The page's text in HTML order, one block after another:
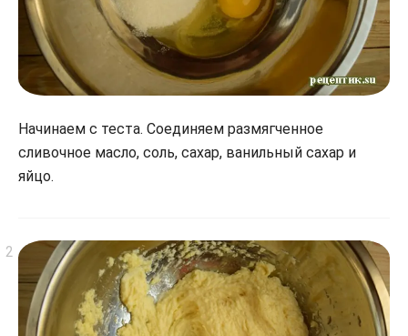
Начинаем с теста. Соединяем размягченное
сливочное масло, соль, сахар, ванильный сахар и
яйцо.